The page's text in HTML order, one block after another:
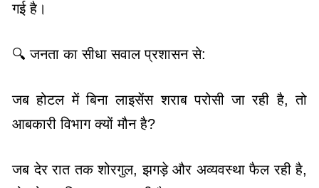
गई है।
🔍 जनता का सीधा सवाल प्रशासन से:
जब होटल में बिना लाइसेंस शराब परोसी जा रही है, तो
आबकारी विभाग क्यों मौन है?
जब देर रात तक शोरगुल, झगड़े और अव्यवस्था फैल रही है,